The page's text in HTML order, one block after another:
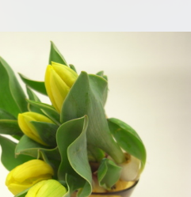
板橋店
川崎加工部
EN